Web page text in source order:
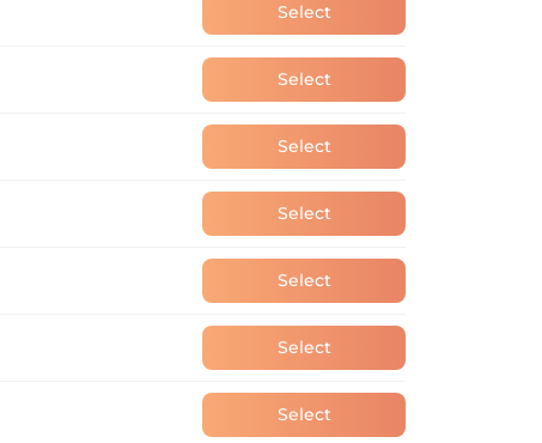
Select
Select
Select
Select
Select
Select
Select